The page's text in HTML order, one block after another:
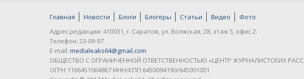
Главная Новости Блоги Блогеры Статьи Видео
Фото
Адрес редакции: 410031, г. Саратов, ул. Волжская, 28, этаж 5, офис 2.
Телефон: 23-09-97
E-mail: medialeaks64@gmail.com
ОБЩЕСТВО С ОГРАНИЧЕННОЙ ОТВЕТСТВЕННОСТЬЮ «ЦЕНТР ЖУРНАЛИСТСКИХ
ОГРН 1166451064867 ИНН/КПП 6450094190/645001001